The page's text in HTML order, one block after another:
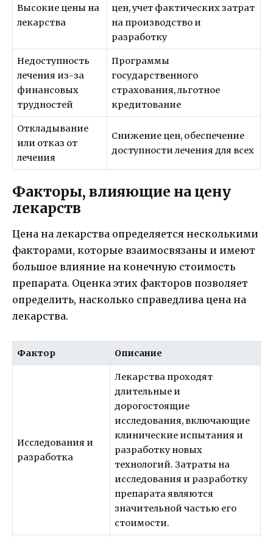
Высокие цены на
лекарства
цен, учет фактических затрат
на производство и
разработку
Недоступность
лечения из-за
финансовых
трудностей
Программы
государственного
страхования, льготное
кредитование
Откладывание
или отказ от
лечения
Снижение цен, обеспечение
доступности лечения для всех
Факторы, влияющие на цену
лекарств
Цена на лекарства определяется несколькими
факторами, которые взаимосвязаны и имеют
большое влияние на конечную стоимость
препарата. Оценка этих факторов позволяет
определить, насколько справедлива цена на
лекарства.
Фактор Описание
Исследования и
разработка
Лекарства проходят
длительные и
дорогостоящие
исследования, включающие
клинические испытания и
разработку новых
технологий. Затраты на
исследования и разработку
препарата являются
значительной частью его
стоимости.